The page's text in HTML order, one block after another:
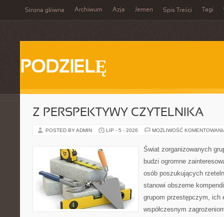
Strona główna Archiwum Azja Jemen Spis Treści Tagi
PODZIELĘ
Z PERSPEKTYWY CZYTELNIKA
POSTED BY ADMIN LIP - 5 - 2026 MOŻLIWOŚĆ
Świat zorganizowanych
budzi ogromne
osób poszukujących
stanowi obszerne
grupom przestępczym, ich
współczesnym